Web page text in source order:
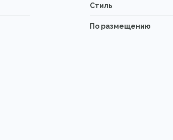
Стиль
По размещению